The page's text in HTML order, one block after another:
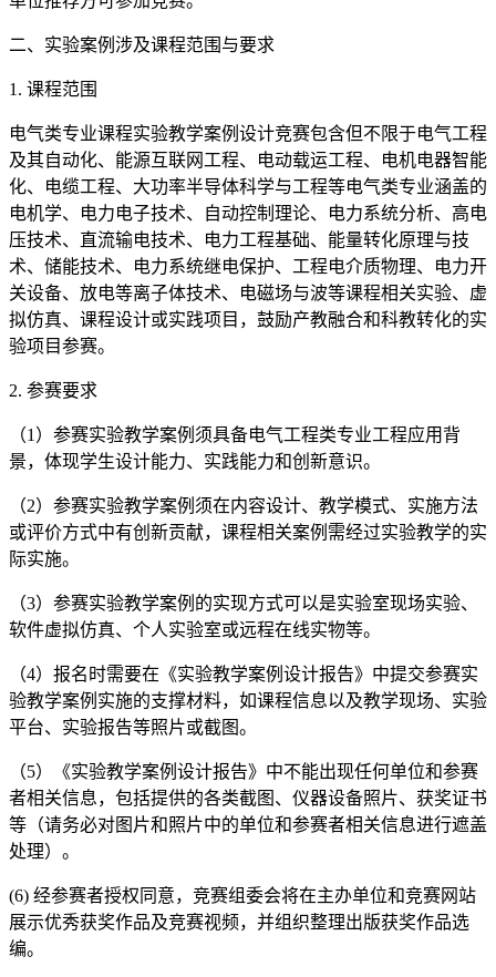
二、实验案例涉及课程范围与要求
1. 课程范围
电气类专业课程实验教学案例设计竞赛包含但不限于电气工程
及其自动化、能源互联网工程、电动载运工程、电机电器智能
化、电缆工程、大功率半导体科学与工程等电气类专业涵盖的
电机学、电力电子技术、自动控制理论、电力系统分析、高电
压技术、直流输电技术、电力工程基础、能量转化原理与技
术、储能技术、电力系统继电保护、工程电介质物理、电力开
关设备、放电等离子体技术、电磁场与波等课程相关实验、虚
拟仿真、课程设计或实践项目，鼓励产教融合和科教转化的实
验项目参赛。
2. 参赛要求
（1）参赛实验教学案例须具备电气工程类专业工程应用背
景，体现学生设计能力、实践能力和创新意识。
（2）参赛实验教学案例须在内容设计、教学模式、实施方法
或评价方式中有创新贡献，课程相关案例需经过实验教学的实
际实施。
（3）参赛实验教学案例的实现方式可以是实验室现场实验、
软件虚拟仿真、个人实验室或远程在线实物等。
（4）报名时需要在《实验教学案例设计报告》中提交参赛实
验教学案例实施的支撑材料，如课程信息以及教学现场、实验
平台、实验报告等照片或截图。
（5）《实验教学案例设计报告》中不能出现任何单位和参赛
者相关信息，包括提供的各类截图、仪器设备照片、获奖证书
等（请务必对图片和照片中的单位和参赛者相关信息进行遮盖
处理）。
(6) 经参赛者授权同意，竞赛组委会将在主办单位和竞赛网站
展示优秀获奖作品及竞赛视频，并组织整理出版获奖作品选
编。